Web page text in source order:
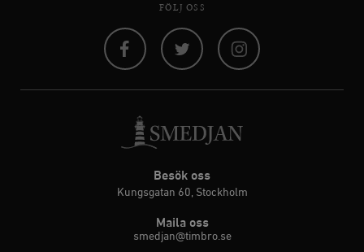
FÖLJ OSS
Besök oss
Kungsgatan 60, Stockholm
Maila oss
smedjan@timbro.se